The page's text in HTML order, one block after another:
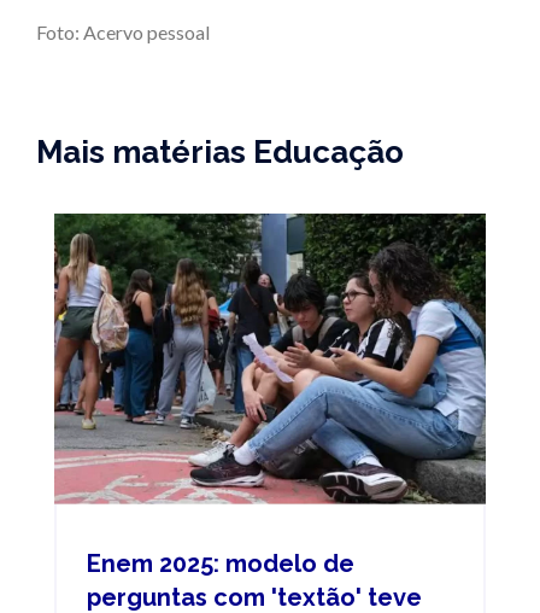
Foto: Acervo pessoal
Mais matérias Educação
Enem 2025: modelo de
perguntas com 'textão' teve